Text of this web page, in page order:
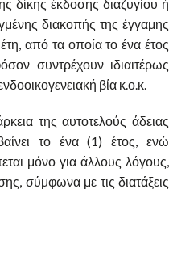
δίκης έκδοσης διαζυγίου ή
διακοπής της έγγαμης
από τα οποία το ένα έτος
συντρέχουν ιδιαιτέρως
βία κ.ο.κ.
της αυτοτελούς άδειας
το ένα (1) έτος, ενώ
μόνο για άλλους λόγους,
σύμφωνα με τις διατάξεις